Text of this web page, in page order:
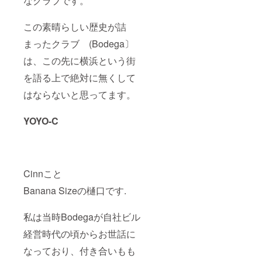
この素晴らしい歴史が詰
まったクラブ (Bodega〕
は、この先に横浜という街
を語る上で絶対に無くして
はならないと思ってます。
YOYO-C
Cinnこと
Banana Sizeの樋口です.
私は当時Bodegaが自社ビル
経営時代の頃からお世話に
なっており、付き合いもも